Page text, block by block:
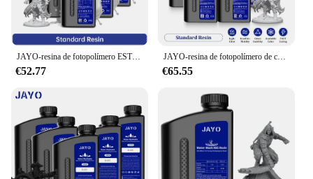
JAYO-resina de fotopolímero ESTÁNDAR plus/dureza/similar a PA/ABS, Material de impresión 3D LCD, curado rápido, líquido, 5KG
€52.77
JAYO-resina de fotopolímero de curado UV para impresora 3D LCD, DLP, SLA, estándar ABS, dureza, similar, 5KG, 395-405nm
€65.55